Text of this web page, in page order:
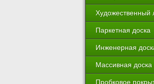
Художественный
Паркетная доска
Инженерная
Массивная доска
Пробковое